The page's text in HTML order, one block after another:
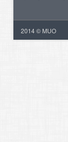
2014 © MUO